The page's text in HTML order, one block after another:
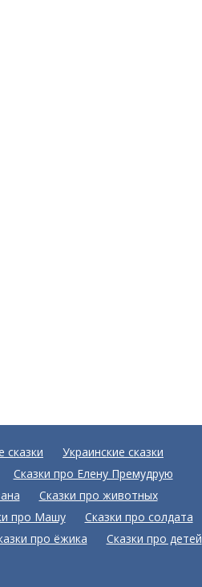
сказки
Украинские сказки
Сказки про Елену Премудрую
Сказки про животных
про Машу
Сказки про солдата
про ёжика
Сказки про детей